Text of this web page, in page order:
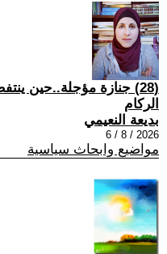
(28) جنازة مؤجلة..حين
الركام
بديعة النعيمي
2026 / 8 / 6
مواضيع وابحاث سياسية